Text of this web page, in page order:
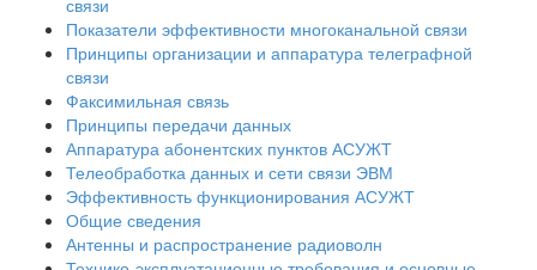
связи
Показатели эффективности многоканальной связи
Принципы организации и аппаратура телеграфной
связи
Факсимильная связь
Принципы передачи данных
Аппаратура абонентских пунктов АСУЖТ
Телеобработка данных и сети связи ЭВМ
Эффективность функционирования АСУЖТ
Общие сведения
Антенны и распространение радиоволн